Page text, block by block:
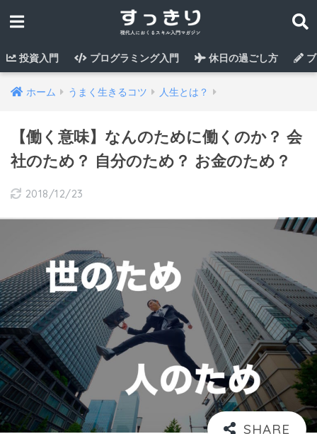
投資入門 プログラミング入門 休日の過ごし方
ホーム うまく生きるコツ 人生とは？
【働く意味】なんのために働くのか？ 会
社のため？ 自分のため？ お金のため？
2018/12/23